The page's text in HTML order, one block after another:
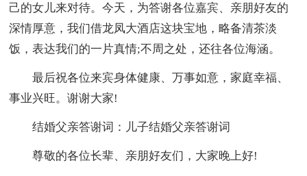
己的女儿来对待。今天，为答谢各位嘉宾、亲朋好友的
深情厚意，我们借龙凤大酒店这块宝地，略备清茶淡
饭，表达我们的一片真情;不周之处，还往各位海涵。
最后祝各位来宾身体健康、万事如意，家庭幸福、
事业兴旺。谢谢大家!
结婚父亲答谢词：儿子结婚父亲答谢词
尊敬的各位长辈、亲朋好友们，大家晚上好!